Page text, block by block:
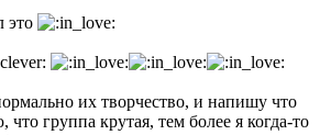
это
их творчество, и напишу что
группа крутая, тем более я когда-то